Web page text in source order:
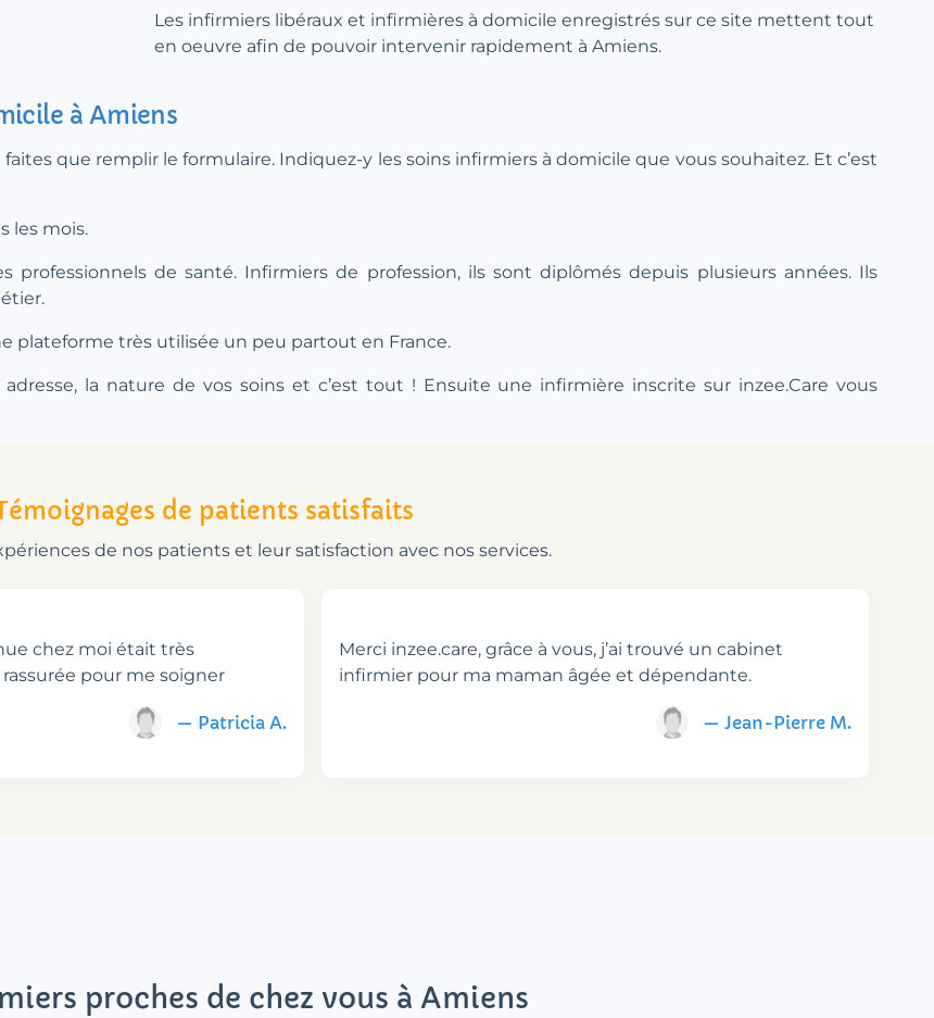
Les infirmiers libéraux et infirmières à domicile enregistrés sur ce site mettent tout
en oeuvre afin de pouvoir intervenir rapidement à Amiens.
à Amiens
que remplir le formulaire. Indiquez-y les soins infirmiers à domicile que vous souhaitez. Et c’est
les mois.
professionnels de santé. Infirmiers de profession, ils sont diplômés depuis plusieurs années. Ils
plateforme très utilisée un peu partout en France.
la nature de vos soins et c’est tout ! Ensuite une infirmière inscrite sur inzee.Care vous
de patients satisfaits
de nos patients et leur satisfaction avec nos services.
chez moi était très
pour me soigner
— Patricia A.
Merci inzee.care, grâce à vous, j’ai trouvé un cabinet
infirmier pour ma maman âgée et dépendante.
— Jean-Pierre M.
proches de chez vous à Amiens